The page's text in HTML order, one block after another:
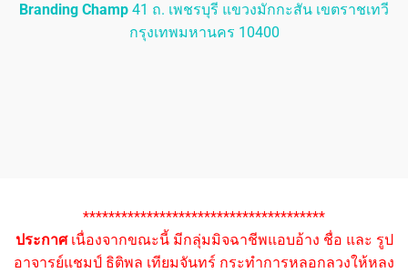
Branding Champ 41 ถ. เพชรบุรี แขวงมักกะสัน เขตราชเทวี
กรุงเทพมหานคร 10400
**************************************
ประกาศเนื่องจากขณะนี้ มีกลุ่มมิจฉาชีพแอบอ้าง ชื่อ และ รูป
อาจารย์แชมป์ ธิติพล เทียมจันทร์ กระทำการหลอกลวงให้หลง